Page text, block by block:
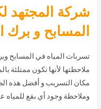
شركة
المسابح و برك
تسربات المياه في المسابح
ملاحظتها لأنها تكون ممتلئة
مكان التسريب و أفضل هذه
وملاحظة وجود أي بقع للمياه